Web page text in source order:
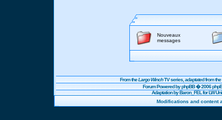
Nouveaux
messages
From theLargo WinchTV series, adaptated from
Forum Powered byphpBB� 2006
Adaptation by Baron_FEL for LW
Modifications and content